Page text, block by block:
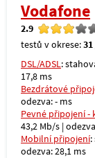
Vodafone
2.9
testů v okrese:31
DSL/ADSL:
17,8 ms
Bezdrátové
odezva: - ms
Pevné připojení
43,2 Mb/s |
Mobilní připojení
odezva: 28,1 ms